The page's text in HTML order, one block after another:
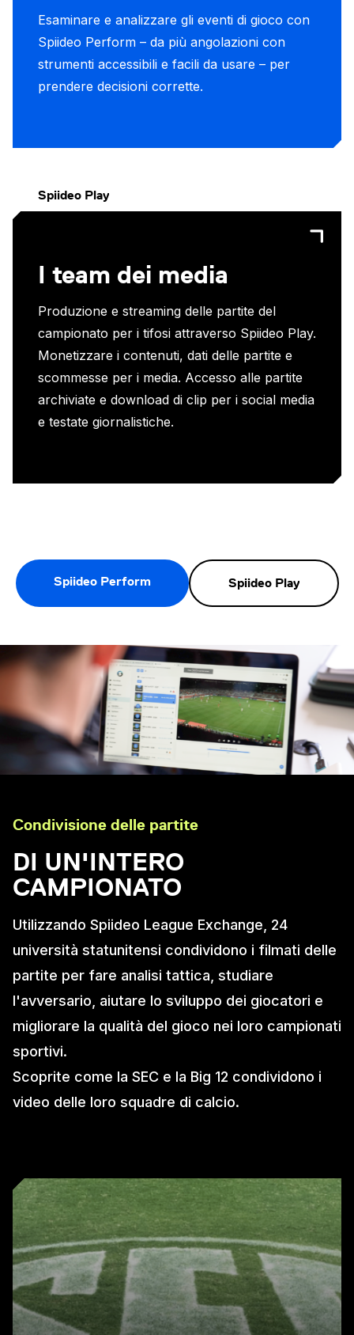
Esaminare e analizzare gli eventi di gioco con
Spiideo Perform – da più angolazioni con
strumenti accessibili e facili da usare – per
prendere decisioni corrette.
Spiideo Play
I team dei media
Produzione e streaming delle partite del
campionato per i tifosi attraverso Spiideo Play.
Monetizzare i contenuti, dati delle partite e
scommesse per i media. Accesso alle partite
archiviate e download di clip per i social media
e testate giornalistiche.
Spiideo Perform Spiideo Play
Condivisione delle partite
DI UN'INTERO
CAMPIONATO
Utilizzando Spiideo League Exchange, 24
università statunitensi condividono i filmati delle
partite per fare analisi tattica, studiare
l'avversario, aiutare lo sviluppo dei giocatori e
migliorare la qualità del gioco nei loro campionati
sportivi.
Scoprite come la SEC e la Big 12 condividono i
video delle loro squadre di calcio.